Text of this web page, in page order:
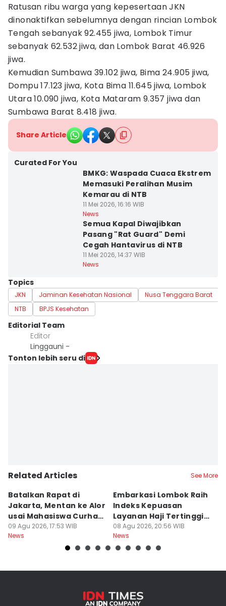
Ratusan ribu warga yang kepesertaan JKN
dinonaktifkan sebelumnya dengan rincian Lombok
Tengah sebanyak 92.455 jiwa, Lombok Timur
sebanyak 62.532 jiwa, dan Lombok Barat 46.926
jiwa.
Kemudian Sumbawa 39.102 jiwa, Bima 24.905 jiwa,
Dompu 17.123 jiwa, Kota Bima 11.645 jiwa, Lombok
Utara 10.090 jiwa, Kota Mataram 9.357 jiwa dan
Sumbawa Barat 8.418 jiwa.
Share Article
Curated For You
BMKG: Waspada Cuaca Ekstrem
Memasuki Peralihan Musim
Kemarau di NTB
11 Mei 2026, 16:16 WIB
News
Semua Kapal Diwajibkan
Pasang "Rat Guard" Demi
Cegah Hantavirus di NTB
11 Mei 2026, 14:37 WIB
News
Topics
JKN Jaminan Kesehatan Nasional Nusa Tenggara Barat
NTB
BPJS Kesehatan
Editorial Team
Editor
Linggauni -
Tonton lebih seru di
Related Articles See More
Batalkan Rapat di
Jakarta, Mentan ke Alor
usai Mahasiswa Curhat
Beras Mahal
09 Agu 2026, 17:53 WIB
News
Embarkasi Lombok Raih
Indeks Kepuasan
Layanan Haji Tertinggi
Nasional
08 Agu 2026, 20:56 WIB
News